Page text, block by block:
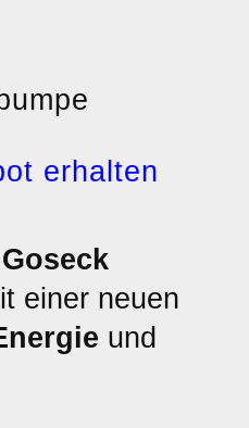
erhalten
einer neuen
und